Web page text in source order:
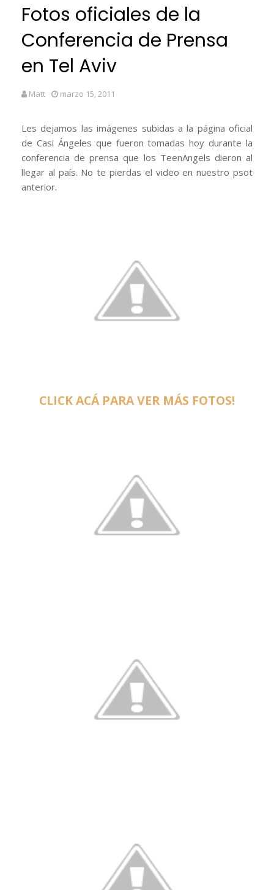
Fotos oficiales de la
Conferencia de Prensa
en Tel Aviv
Matt marzo 15, 2011
Les dejamos las imágenes subidas a la página oficial
de Casi Ángeles que fueron tomadas hoy durante la
conferencia de prensa que los TeenAngels dieron al
llegar al país. No te pierdas el video en nuestro psot
anterior.
CLICK ACÁ PARA VER MÁS FOTOS!